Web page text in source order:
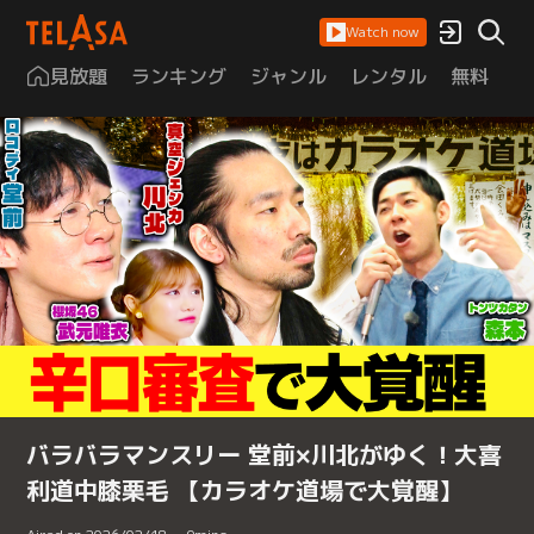
Watch now
見放題 ランキング ジャンル レンタル 無料
バラバラマンスリー 堂前×川北がゆく！大喜
利道中膝栗毛 【カラオケ道場で大覚醒】